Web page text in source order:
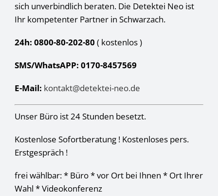
sich unverbindlich beraten. Die Detektei Neo ist
Ihr kompetenter Partner in Schwarzach.
24h: 0800-80-202-80 ( kostenlos)
SMS/WhatsAPP: 0170-8457569
E-Mail: kontakt@detektei-neo.de
Unser Büro ist 24 Stunden besetzt.
Kostenlose Sofortberatung ! Kostenloses pers.
Erstgespräch !
frei wählbar: * Büro * vor Ort bei Ihnen * Ort Ihrer
Wahl * Videokonferenz